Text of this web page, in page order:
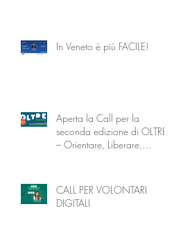
In Veneto è più FACILE!
Aperta la Call per la
seconda edizione di OLTRE
– Orientare, Liberare,
CALL PER VOLONTARI
DIGITALI